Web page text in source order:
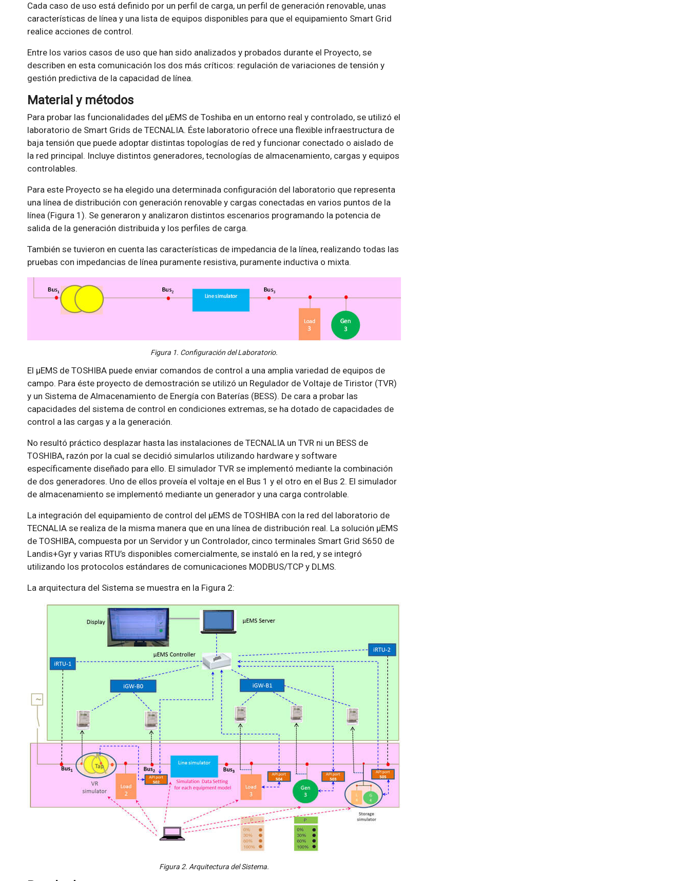
Cada caso de uso está definido por un perfil de carga, un perfil de generación renovable, unas
características de línea y una lista de equipos disponibles para que el equipamiento Smart Grid
realice acciones de control.
Entre los varios casos de uso que han sido analizados y probados durante el Proyecto, se
describen en esta comunicación los dos más críticos: regulación de variaciones de tensión y
gestión predictiva de la capacidad de línea.
Material y métodos
Para probar las funcionalidades del µEMS de Toshiba en un entorno real y controlado, se utilizó el
laboratorio de Smart Grids de TECNALIA. Éste laboratorio ofrece una flexible infraestructura de
baja tensión que puede adoptar distintas topologías de red y funcionar conectado o aislado de
la red principal. Incluye distintos generadores, tecnologías de almacenamiento, cargas y equipos
controlables.
Para este Proyecto se ha elegido una determinada configuración del laboratorio que representa
una línea de distribución con generación renovable y cargas conectadas en varios puntos de la
línea (Figura 1). Se generaron y analizaron distintos escenarios programando la potencia de
salida de la generación distribuida y los perfiles de carga.
También se tuvieron en cuenta las características de impedancia de la línea, realizando todas las
pruebas con impedancias de línea puramente resistiva, puramente inductiva o mixta.
Figura 1. Configuración del Laboratorio.
El µEMS de TOSHIBA puede enviar comandos de control a una amplia variedad de equipos de
campo. Para éste proyecto de demostración se utilizó un Regulador de Voltaje de Tiristor (TVR)
y un Sistema de Almacenamiento de Energía con Baterías (BESS). De cara a probar las
capacidades del sistema de control en condiciones extremas, se ha dotado de capacidades de
control a las cargas y a la generación.
No resultó práctico desplazar hasta las instalaciones de TECNALIA un TVR ni un BESS de
TOSHIBA, razón por la cual se decidió simularlos utilizando hardware y software
específicamente diseñado para ello. El simulador TVR se implementó mediante la combinación
de dos generadores. Uno de ellos proveía el voltaje en el Bus 1 y el otro en el Bus 2. El simulador
de almacenamiento se implementó mediante un generador y una carga controlable.
La integración del equipamiento de control del µEMS de TOSHIBA con la red del laboratorio de
TECNALIA se realiza de la misma manera que en una línea de distribución real. La solución µEMS
de TOSHIBA, compuesta por un Servidor y un Controlador, cinco terminales Smart Grid S650 de
Landis+Gyr y varias RTU’s disponibles comercialmente, se instaló en la red, y se integró
utilizando los protocolos estándares de comunicaciones MODBUS/TCP y DLMS.
La arquitectura del Sistema se muestra en la Figura 2:
Figura 2. Arquitectura del Sistema.